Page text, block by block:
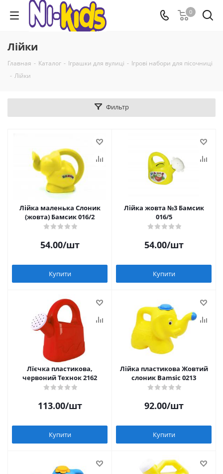
0
Лійки
Главная - Каталог - Іграшки для вулиці - Ігрові набори для пісочниці
- Лійки
Фильтр
Лійка маленька Слоник
(жовта) Бамсик 016/2
54.00/шт
Купити
Лійка жовта №3 Бамсик
016/5
54.00/шт
Купити
Лїєчка пластикова,
червоний Технок 2162
113.00/шт
Купити
Лійка пластикова Жовтий
слоник Bamsic 0213
92.00/шт
Купити